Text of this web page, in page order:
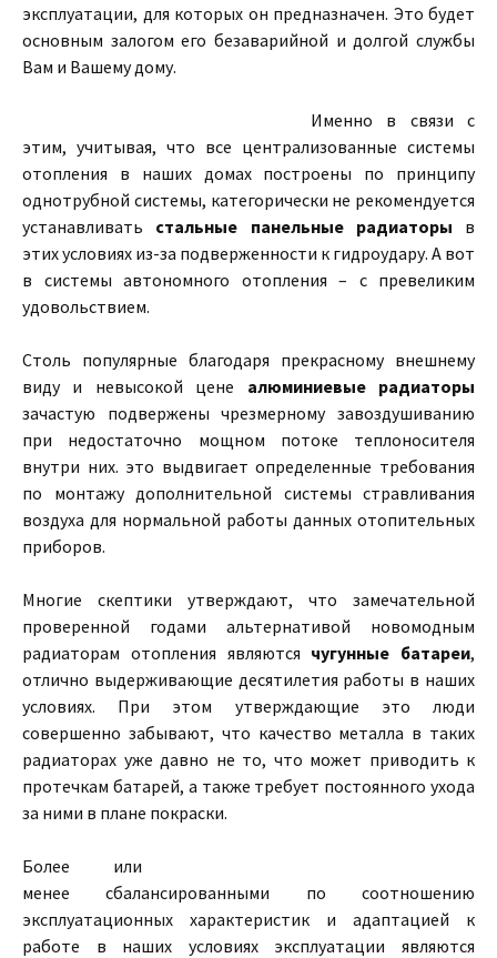
эксплуатации, для которых он предназначен. Это будет
основным залогом его безаварийной и долгой службы
Вам и Вашему дому.
Именно в связи с
этим, учитывая, что все централизованные системы
отопления в наших домах построены по принципу
однотрубной системы, категорически не рекомендуется
устанавливать стальные панельные радиаторы в
этих условиях из-за подверженности к гидроудару. А вот
в системы автономного отопления – с превеликим
удовольствием.
Столь популярные благодаря прекрасному внешнему
виду и невысокой цене алюминиевые радиаторы
зачастую подвержены чрезмерному завоздушиванию
при недостаточно мощном потоке теплоносителя
внутри них. это выдвигает определенные требования
по монтажу дополнительной системы стравливания
воздуха для нормальной работы данных отопительных
приборов.
Многие скептики утверждают, что замечательной
проверенной годами альтернативой новомодным
радиаторам отопления являются чугунные батареи,
отлично выдерживающие десятилетия работы в наших
условиях. При этом утверждающие это люди
совершенно забывают, что качество металла в таких
радиаторах уже давно не то, что может приводить к
протечкам батарей, а также требует постоянного ухода
за ними в плане покраски.
Более или
менее сбалансированными по соотношению
эксплуатационных характеристик и адаптацией к
работе в наших условиях эксплуатации являются